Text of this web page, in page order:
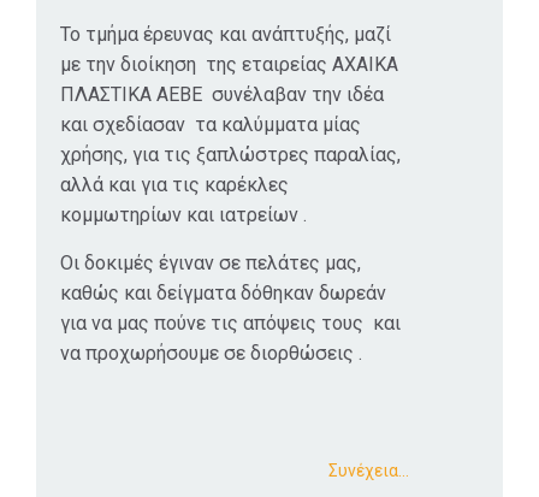
Το τμήμα έρευνας και ανάπτυξής, μαζί
με την διοίκηση της εταιρείας ΑΧΑΙΚΑ
ΠΛΑΣΤΙΚΑ ΑΕΒΕ συνέλαβαν την ιδέα
και σχεδίασαν τα καλύμματα μίας
χρήσης, για τις ξαπλώστρες παραλίας,
αλλά και για τις καρέκλες
κομμωτηρίων και ιατρείων .
Οι δοκιμές έγιναν σε πελάτες μας,
καθώς και δείγματα δόθηκαν δωρεάν
για να μας πούνε τις απόψεις τους και
να προχωρήσουμε σε διορθώσεις .
Συνέχεια…